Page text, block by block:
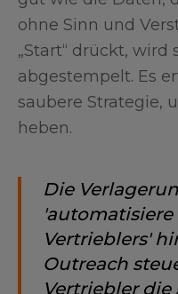
ohne Sinn und
„Start“ drückt,
abgestempelt. Es
saubere Strategie,
heben.
Die
Vertrieblers'
Outreach
Vertriebler